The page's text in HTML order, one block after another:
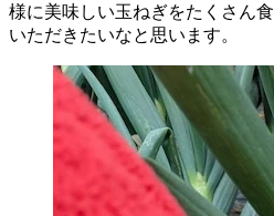
様に美味しい玉ねぎをたくさん
いただきたいなと思います。